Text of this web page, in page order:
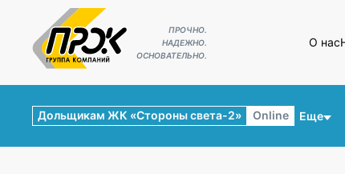
ПРОЧНО.
НАДЕЖНО.
ОСНОВАТЕЛЬНО.
О нас
Еще
Дольщикам ЖК «Стороны света-2» Online